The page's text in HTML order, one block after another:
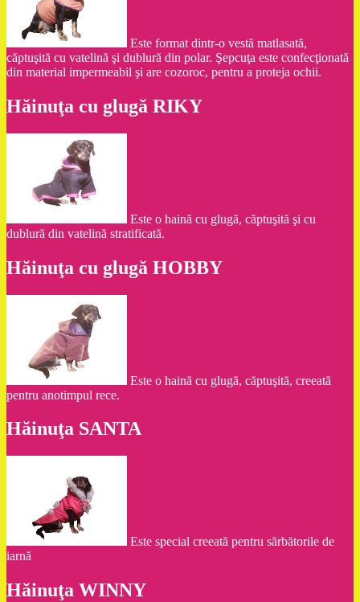
Este format dintr-o vestă matlasată,
căptuşită cu vatelină şi dublură din polar. Şepcuţa este confecţionată
din material impermeabil şi are cozoroc, pentru a proteja ochii.
Hăinuţa cu glugă RIKY
Este o haină cu glugă, căptuşită şi cu
dublură din vatelină stratificată.
Hăinuţa cu glugă HOBBY
Este o haină cu glugă, căptuşită, creeată
pentru anotimpul rece.
Hăinuţa SANTA
Este special creeată pentru sărbătorile de
iarnă
Hăinuţa WINNY